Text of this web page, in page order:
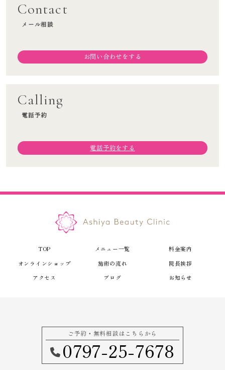
Contact
メール相談
お問い合わせをする
Calling
電話予約
電話予約をする
TOP メニュー一覧
料金案内
オンラインショップ
施術の流れ
院長挨拶
アクセス
ブログ お知らせ
ご予約・無料相談はこちらから
0797-25-7678